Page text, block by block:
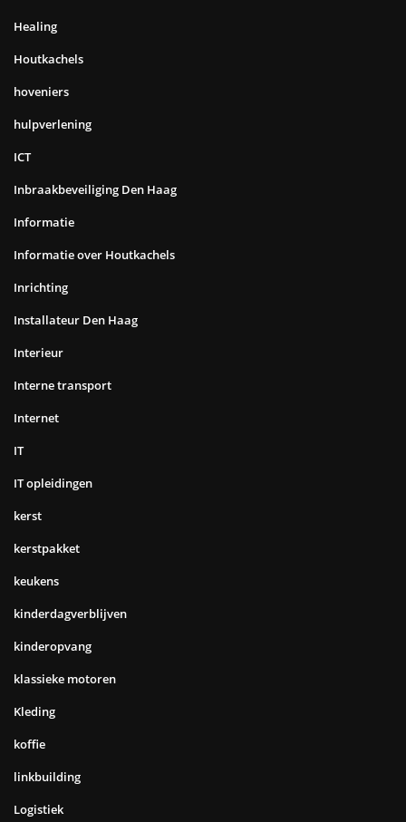
Healing
Houtkachels
hoveniers
hulpverlening
ICT
Inbraakbeveiliging Den Haag
Informatie
Informatie over Houtkachels
Inrichting
Installateur Den Haag
Interieur
Interne transport
Internet
IT
IT opleidingen
kerst
kerstpakket
keukens
kinderdagverblijven
kinderopvang
klassieke motoren
Kleding
koffie
linkbuilding
Logistiek